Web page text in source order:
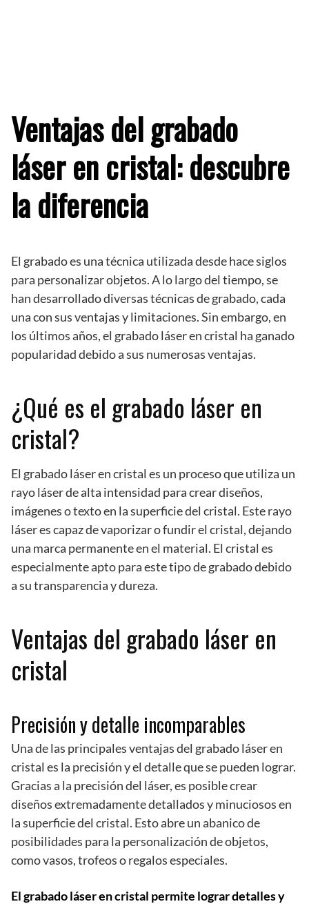
Ventajas del grabado
láser en cristal: descubre
la diferencia
El grabado es una técnica utilizada desde hace siglos
para personalizar objetos. A lo largo del tiempo, se
han desarrollado diversas técnicas de grabado, cada
una con sus ventajas y limitaciones. Sin embargo, en
los últimos años, el grabado láser en cristal ha ganado
popularidad debido a sus numerosas ventajas.
¿Qué es el grabado láser en
cristal?
El grabado láser en cristal es un proceso que utiliza un
rayo láser de alta intensidad para crear diseños,
imágenes o texto en la superficie del cristal. Este rayo
láser es capaz de vaporizar o fundir el cristal, dejando
una marca permanente en el material. El cristal es
especialmente apto para este tipo de grabado debido
a su transparencia y dureza.
Ventajas del grabado láser en
cristal
Precisión y detalle incomparables
Una de las principales ventajas del grabado láser en
cristal es la precisión y el detalle que se pueden lograr.
Gracias a la precisión del láser, es posible crear
diseños extremadamente detallados y minuciosos en
la superficie del cristal. Esto abre un abanico de
posibilidades para la personalización de objetos,
como vasos, trofeos o regalos especiales.
El grabado láser en cristal permite lograr detalles y